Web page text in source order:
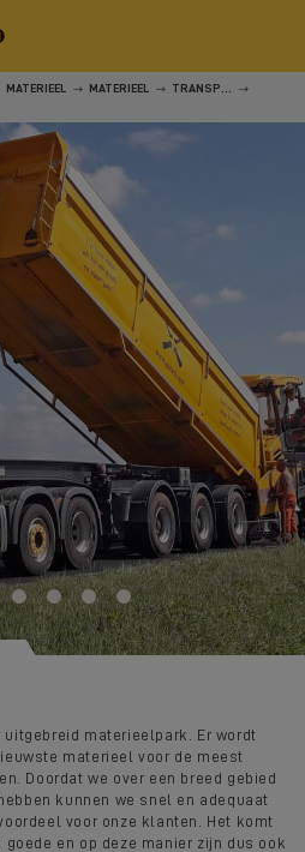
MATERIEEL MATERIEEL
TRANSPORT
materieelpark. Er wordt
materieel voor de meest
Doordat we over een breed gebied
kunnen we snel en adequaat
voor onze klanten. Het komt
en op deze manier zijn dus ook